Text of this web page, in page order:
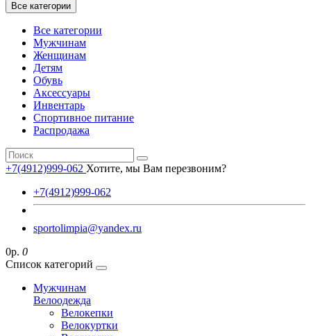
Все категории
Все категории
Мужчинам
Женщинам
Детям
Обувь
Аксессуары
Инвентарь
Спортивное питание
Распродажа
+7(4912)999-062 Хотите, мы Вам перезвоним?
+7(4912)999-062
sportolimpia@yandex.ru
0р. 0
Список категорий
Мужчинам
Велоодежда
Велокепки
Велокуртки